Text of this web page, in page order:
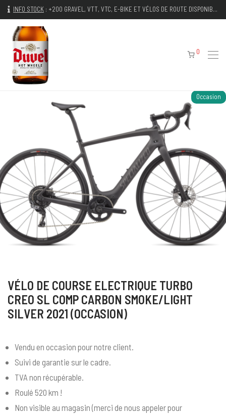
INFO STOCK : +200 GRAVEL, VTT, VTC, E-BIKE ET VÉLOS DE ROUTE DISPONIBLES IMMÉDIATEMENT
0
Occasion
VÉLO DE COURSE ELECTRIQUE TURBO
CREO SL COMP CARBON SMOKE/LIGHT
SILVER 2021 (OCCASION)
Vendu en occasion pour notre client.
Suivi de garantie sur le cadre.
TVA non récupérable.
Roulé 520 km !
Non visible au magasin (merci de nous appeler pour